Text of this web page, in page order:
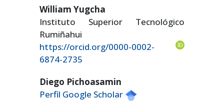
William Yugcha
Instituto Superior Tecnológico
Rumiñahui
https://orcid.org/0000-0002-
6874-2735
Diego Pichoasamin
Perfil Google Scholar